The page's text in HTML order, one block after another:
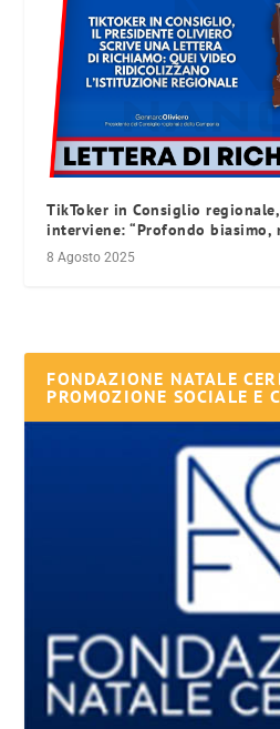
TikToker in Consiglio
interviene: “Profondo biasimo,
8 Agosto 2025
FONDAZIONE NATALE
PROMOZIONE SOCIALE E